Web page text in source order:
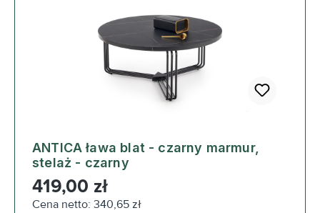
ANTICA ława blat - czarny marmur,
stelaż - czarny
Cena regularna:
419,00 zł
Cena netto: 340,65 zł